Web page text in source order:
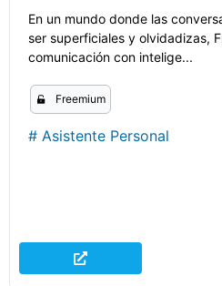
En un mundo donde las
ser superficiales y olvidadizas,
comunicación con intelige...
Freemium
# Asistente Personal